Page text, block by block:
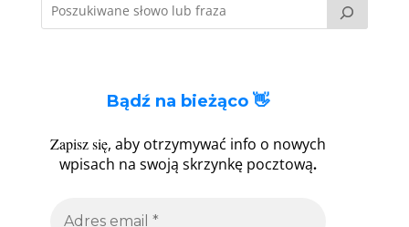
Bądź na bieżąco 👋
Zapisz się, aby otrzymywać info o nowych
wpisach na swoją skrzynkę pocztową.